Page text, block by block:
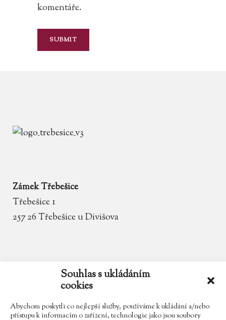
Souhlas s ukládáním
cookies
Abychom poskytli co nejlepší služby, používáme k ukládání a/nebo
přístupu k informacím o zařízení, technologie jako jsou soubory
komentáře.
Zámek Třebešice
Třebešice 1
257 26 Třebešice u Divišova
zamek.trebesice@volny.cz
602 354 467